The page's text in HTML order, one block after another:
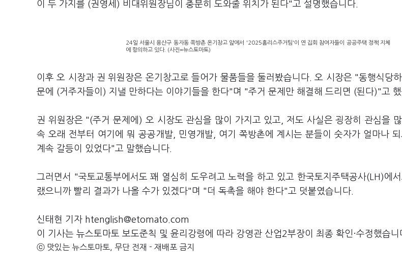
이 두 가지를 (권영세) 비대위원장님이 충분히 도와줄 위치가 된다"고 설명했습니다.
24일 서울시 용산구 동자동 쪽방촌 온기창고 앞에서 '2025홈리스주거팀'이 연 집회 참여자들이 공공주택 정책 지체
에 항의하고 있다. (사진=뉴스토마토)
이후 오 시장과 권 위원장은 온기창고로 들어가 물품들을 둘러봤습니다. 오 시장은 "동행식당
문에 (거주자들이) 지낼 만하다는 이야기들을 한다"며 "주거 문제만 해결해 드리면 (된다)"고 했
권 위원장은 "(주거 문제에) 오 시장도 관심을 많이 가지고 있고, 저도 사실은 굉장히 관심을
속 오래 전부터 여기에 뭐 공공개발, 민영개발, 여기 쪽방촌에 계시는 분들이 숫자가 얼마나
계속 갈등이 있었다"고 말했습니다.
그러면서 "국토교통부에서도 꽤 열심히 도우려고 노력을 하고 있고 한국토지주택공사(LH)에
랬으니까 빨리 결과가 나올 수가 있겠다"며 "더 독촉을 해야 한다"고 덧붙였습니다.
신태현 기자 htenglish@etomato.com
이 기사는 뉴스토마토 보도준칙 및 윤리강령에 따라 강영관 산업2부장이 최종 확인·수정했습니
ⓒ 맛있는 뉴스토마토, 무단 전재 - 재배포 금지